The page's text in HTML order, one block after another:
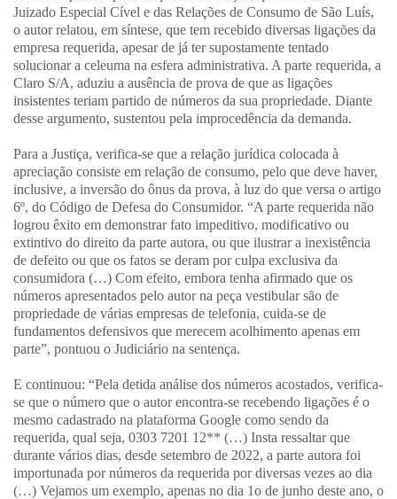
Juizado Especial Cível e das Relações de Consumo de São Luís,
o autor relatou, em síntese, que tem recebido diversas ligações da
empresa requerida, apesar de já ter supostamente tentado
solucionar a celeuma na esfera administrativa. A parte requerida, a
Claro S/A, aduziu a ausência de prova de que as ligações
insistentes teriam partido de números da sua propriedade. Diante
desse argumento, sustentou pela improcedência da demanda.
Para a Justiça, verifica-se que a relação jurídica colocada à
apreciação consiste em relação de consumo, pelo que deve haver,
inclusive, a inversão do ônus da prova, à luz do que versa o artigo
6º, do Código de Defesa do Consumidor. “A parte requerida não
logrou êxito em demonstrar fato impeditivo, modificativo ou
extintivo do direito da parte autora, ou que ilustrar a inexistência
de defeito ou que os fatos se deram por culpa exclusiva da
consumidora (…) Com efeito, embora tenha afirmado que os
números apresentados pelo autor na peça vestibular são de
propriedade de várias empresas de telefonia, cuida-se de
fundamentos defensivos que merecem acolhimento apenas em
parte”, pontuou o Judiciário na sentença.
E continuou: “Pela detida análise dos números acostados, verifica-
se que o número que o autor encontra-se recebendo ligações é o
mesmo cadastrado na plataforma Google como sendo da
requerida, qual seja, 0303 7201 12** (…) Insta ressaltar que
durante vários dias, desde setembro de 2022, a parte autora foi
importunada por números da requerida por diversas vezes ao dia
(…) Vejamos um exemplo, apenas no dia 1o de junho deste ano, o